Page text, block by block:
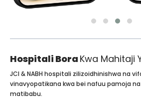
Hospitali Bora Kwa Mahitaji
JCI & NABH hospitali zilizoidhinishwa na
vinavyopatikana kwa bei nafuu pamoja
matibabu.